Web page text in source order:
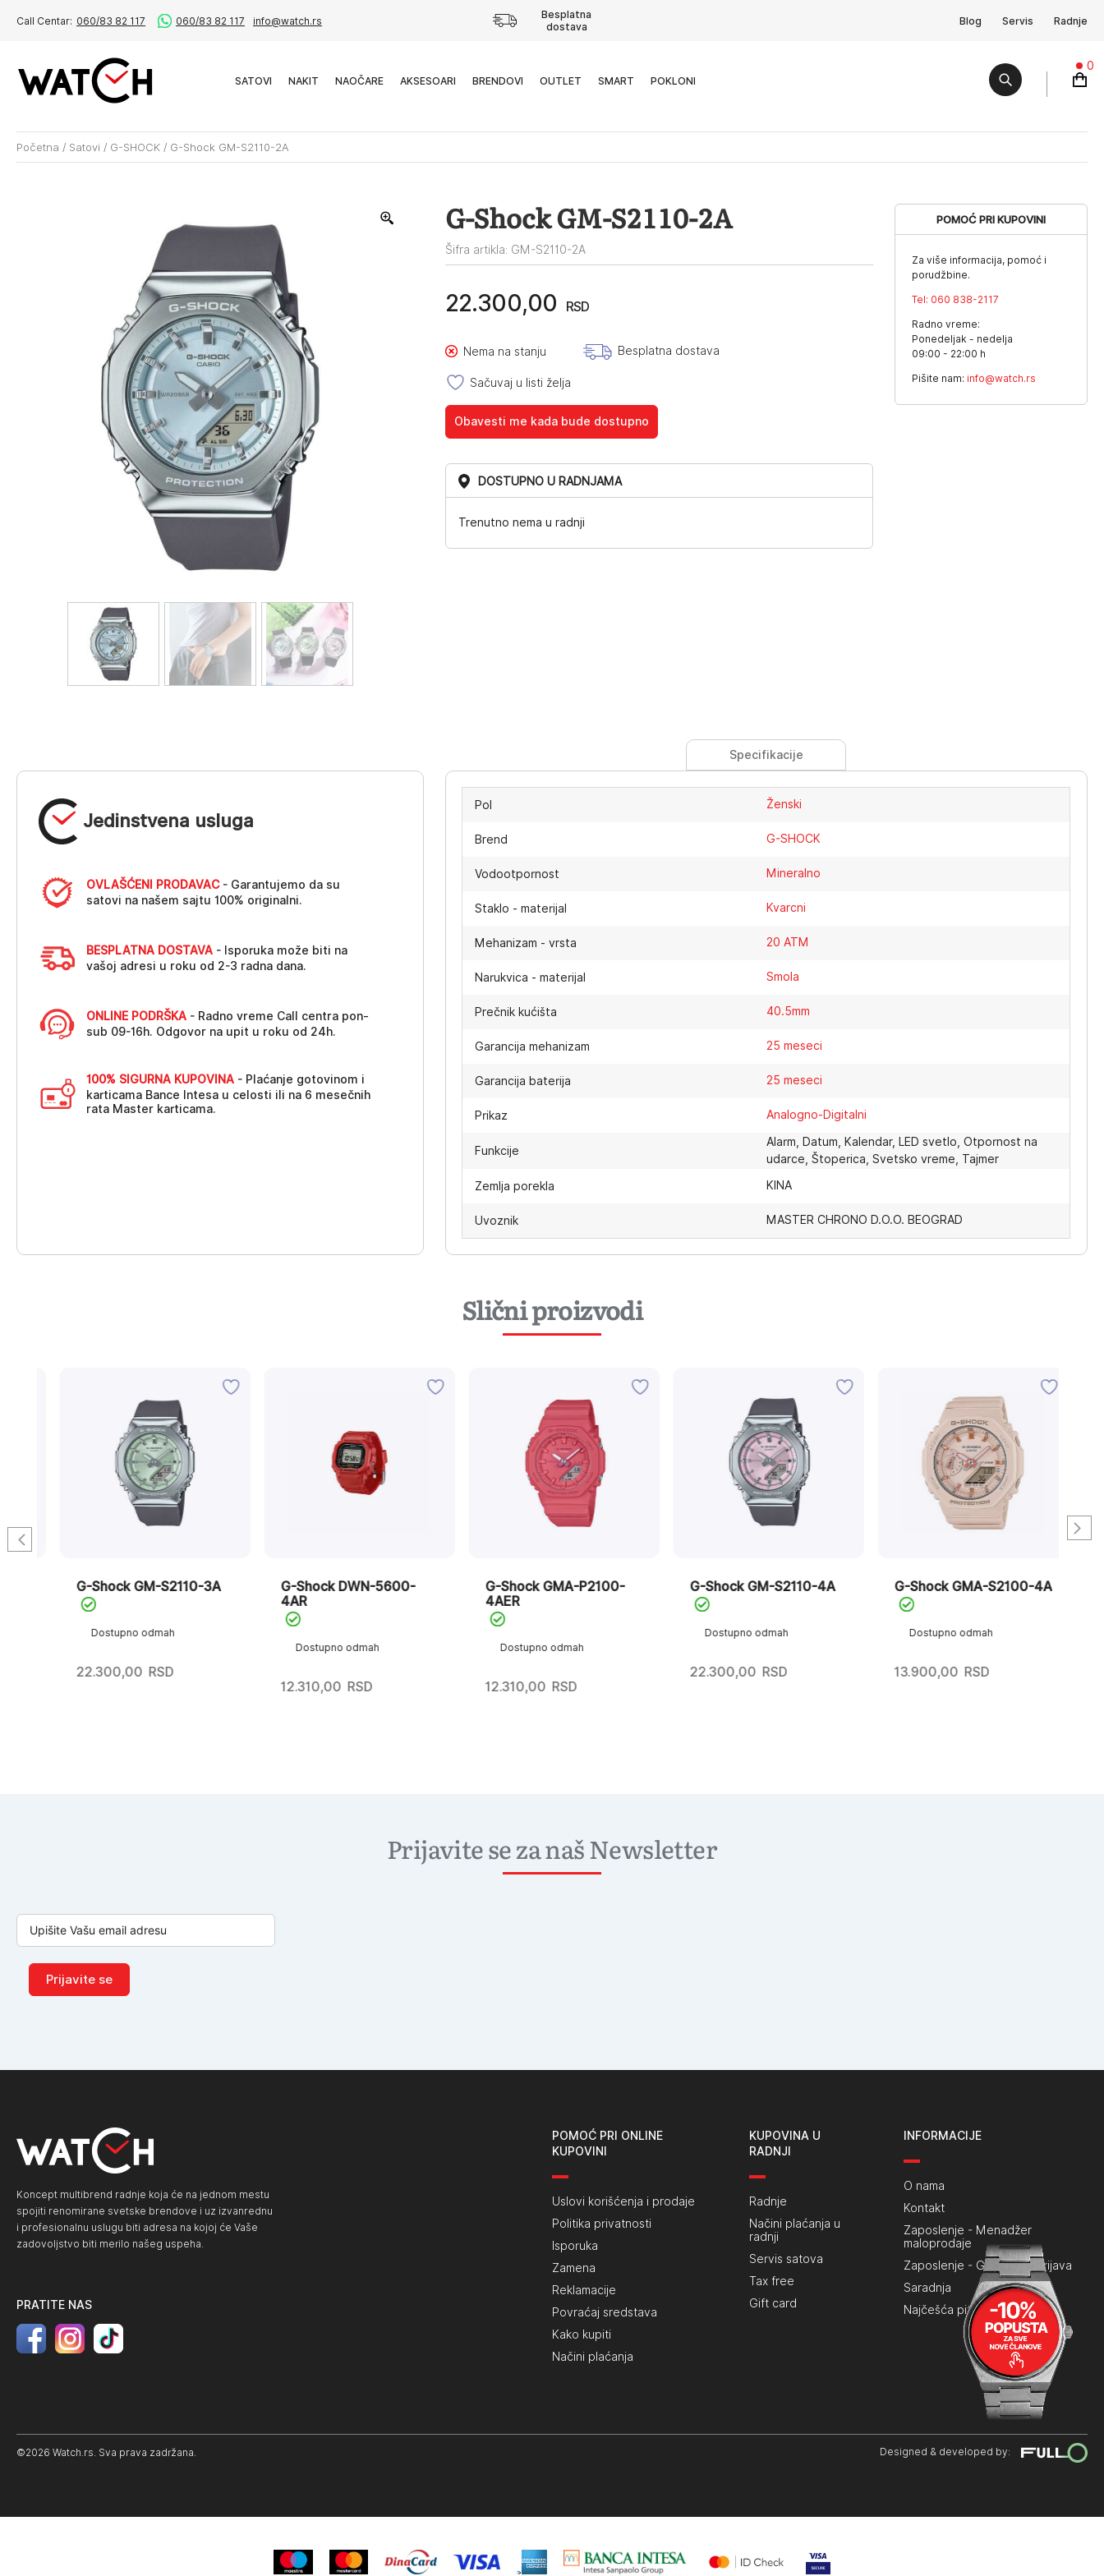
Call Centar: 060/83 82 117 060/83 82 117 info@watch.rs
Besplatna
dostava
Blog Servis Radnje
SATOVI NAKIT NAOČARE AKSESOARI BRENDOVI OUTLET SMART POKLONI
0
Početna / Satovi / G-SHOCK / G-Shock GM-S2110-2A
G-Shock GM-S2110-2A
Šifra artikla: GM-S2110-2A
22.300,00 RSD
Nema na stanju Besplatna dostava
Sačuvaj u listi želja
Obavesti me kada bude dostupno
DOSTUPNO U RADNJAMA
Trenutno nema u radnji
POMOĆ PRI KUPOVINI
Za više informacija, pomoć i
porudžbine.
Tel: 060 838-2117
Radno vreme:
Ponedeljak - nedelja
09:00 - 22:00 h
Pišite nam: info@watch.rs
Jedinstvena usluga
OVLAŠĆENI PRODAVAC- Garantujemo da su
satovi na našem sajtu 100% originalni.
BESPLATNA DOSTAVA - Isporuka može biti na
vašoj adresi u roku od 2-3 radna dana.
ONLINE PODRŠKA - Radno vreme Call centra pon-
sub 09-16h. Odgovor na upit u roku od 24h.
100% SIGURNA KUPOVINA - Plaćanje gotovinom i
karticama Bance Intesa u celosti ili na 6 mesečnih
rata Master karticama.
Specifikacije
Pol Ženski
Brend G-SHOCK
Vodootpornost Mineralno
Staklo - materijal Kvarcni
Mehanizam - vrsta 20 ATM
Narukvica - materijal Smola
Prečnik kućišta 40.5mm
Garancija mehanizam 25 meseci
Garancija baterija 25 meseci
Prikaz Analogno-Digitalni
Funkcije
Alarm, Datum, Kalendar, LED svetlo, Otpornost na
udarce, Štoperica, Svetsko vreme, Tajmer
Zemlja porekla KINA
Uvoznik MASTER CHRONO D.O.O. BEOGRAD
Slični proizvodi
Dostupno odmah
G-Shock GM-S2110-3A
22.300,00 RSD
Dostupno odmah
G-Shock DWN-5600-
4AR
12.310,00 RSD
Dostupno odmah
G-Shock GMA-P2100-
4AER
12.310,00 RSD
Dostupno odmah
G-Shock GM-S2110-4A
22.300,00 RSD
Dostupno odmah
G-Shock GMA-S2100-4A
13.900,00 RSD
Prijavite se za naš Newsletter
Prijavite se
Koncept multibrend radnje koja će na jednom mestu
spojiti renomirane svetske brendove i uz izvanrednu
i profesionalnu uslugu biti adresa na kojoj će Vaše
zadovoljstvo biti merilo našeg uspeha.
PRATITE NAS
POMOĆ PRI ONLINE
KUPOVINI
Uslovi korišćenja i prodaje
Politika privatnosti
Isporuka
Zamena
Reklamacije
Povraćaj sredstava
Kako kupiti
Načini plaćanja
KUPOVINA U
RADNJI
Radnje
Načini plaćanja u
radnji
Servis satova
Tax free
Gift card
INFORMACIJE
O nama
Kontakt
Zaposlenje - Menadžer
maloprodaje
Zaposlenje - Generalna prijava
Saradnja
Najčešća pitanja
©2026 Watch.rs. Sva prava zadržana. Designed & developed by: